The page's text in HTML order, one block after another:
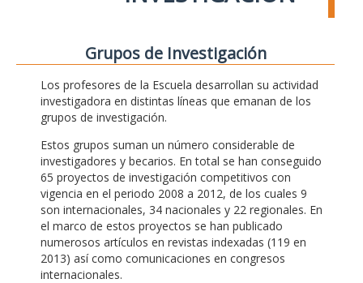
Grupos de Investigación
Los profesores de la Escuela desarrollan su actividad
investigadora en distintas líneas que emanan de los
grupos de investigación.
Estos grupos suman un número considerable de
investigadores y becarios. En total se han conseguido
65 proyectos de investigación competitivos con
vigencia en el periodo 2008 a 2012, de los cuales 9
son internacionales, 34 nacionales y 22 regionales. En
el marco de estos proyectos se han publicado
numerosos artículos en revistas indexadas (119 en
2013) así como comunicaciones en congresos
internacionales.